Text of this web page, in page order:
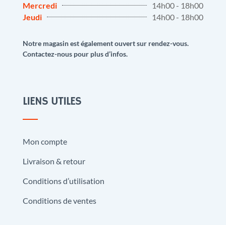
Mercredi
14h00 - 18h00
Jeudi
14h00 - 18h00
Notre magasin est également ouvert sur rendez-vous.
Contactez-nous pour plus d’infos.
LIENS UTILES
Mon compte
Livraison & retour
Conditions d’utilisation
Conditions de ventes